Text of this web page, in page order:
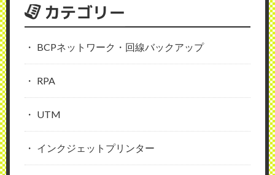
カテゴリー
BCPネットワーク・回線バックアップ
RPA
UTM
インクジェットプリンター